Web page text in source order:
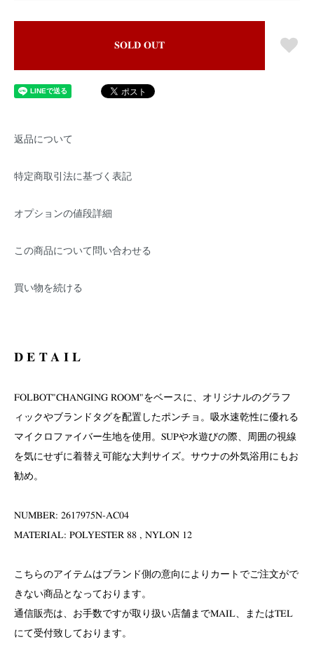
SOLD OUT
返品について
特定商取引法に基づく表記
オプションの値段詳細
この商品について問い合わせる
買い物を続ける
DETAIL
FOLBOT"CHANGING ROOM"をベースに、オリジナルのグラフ
ィックやブランドタグを配置したポンチョ。吸水速乾性に優れる
マイクロファイバー生地を使用。SUPや水遊びの際、周囲の視線
を気にせずに着替え可能な大判サイズ。サウナの外気浴用にもお
勧め。
NUMBER: 2617975N-AC04
MATERIAL: POLYESTER 88 , NYLON 12
こちらのアイテムはブランド側の意向によりカートでご注文がで
きない商品となっております。
通信販売は、お手数ですが取り扱い店舗までMAIL、またはTEL
にて受付致しております。